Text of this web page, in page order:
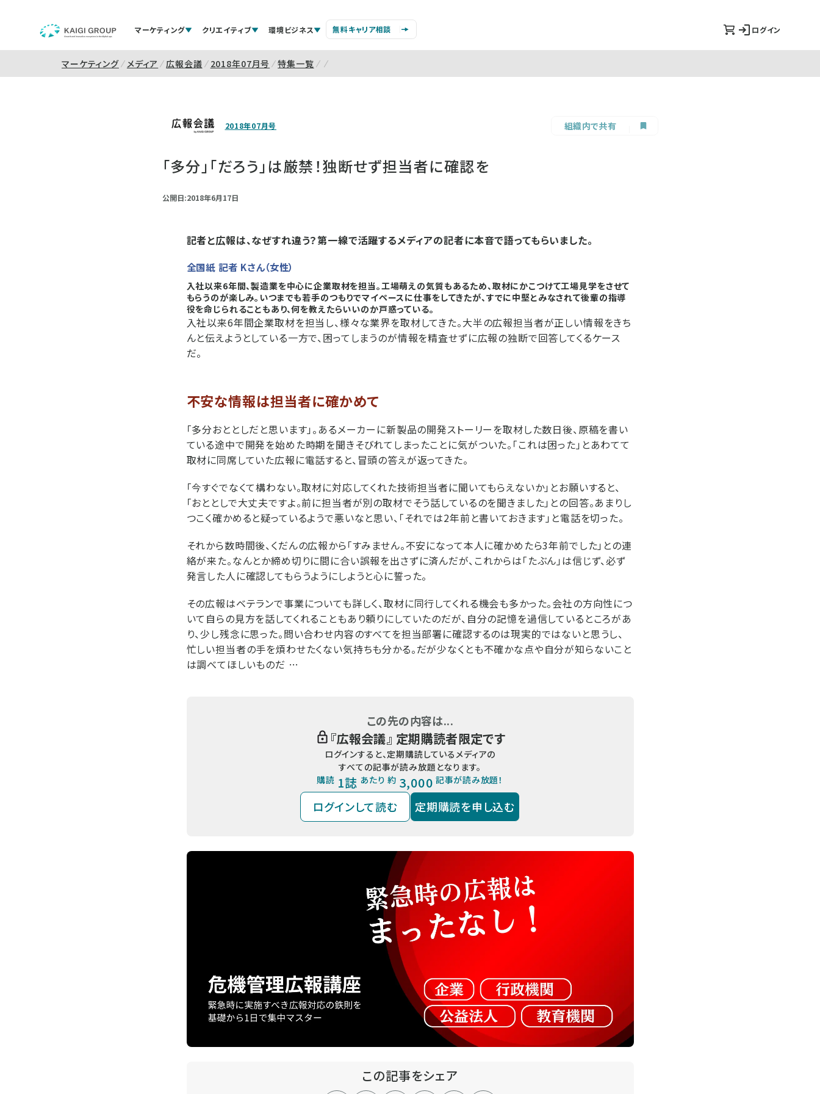
マーケティング クリエイティブ 環境ビジネス 無料キャリア相談 ログイン
マーケティング メディア 広報会議 2018年07月号 特集一覧
2018年07月号 組織内で共有
「多分」「だろう」は厳禁！独断せず担当者に確認を
公開日:2018年6月17日
記者と広報は、なぜすれ違う？第一線で活躍するメディアの記者に本音で語ってもらいました。
全国紙 記者 Kさん（女性）
入社以来6年間、製造業を中心に企業取材を担当。工場萌えの気質もあるため、取材にかこつけて工場見学をさせて
もらうのが楽しみ。いつまでも若手のつもりでマイペースに仕事をしてきたが、すでに中堅とみなされて後輩の指導
役を命じられることもあり、何を教えたらいいのか戸惑っている。
入社以来6年間企業取材を担当し、様々な業界を取材してきた。大半の広報担当者が正しい情報をきち
んと伝えようとしている一方で、困ってしまうのが情報を精査せずに広報の独断で回答してくるケース
だ。
不安な情報は担当者に確かめて
「多分おととしだと思います」。あるメーカーに新製品の開発ストーリーを取材した数日後、原稿を書い
ている途中で開発を始めた時期を聞きそびれてしまったことに気がついた。「これは困った」とあわてて
取材に同席していた広報に電話すると、冒頭の答えが返ってきた。
「今すぐでなくて構わない。取材に対応してくれた技術担当者に聞いてもらえないか」とお願いすると、
「おととしで大丈夫ですよ。前に担当者が別の取材でそう話しているのを聞きました」との回答。あまりし
つこく確かめると疑っているようで悪いなと思い、「それでは2年前と書いておきます」と電話を切った。
それから数時間後、くだんの広報から「すみません。不安になって本人に確かめたら3年前でした」との連
絡が来た。なんとか締め切りに間に合い誤報を出さずに済んだが、これからは「たぶん」は信じず、必ず
発言した人に確認してもらうようにしようと心に誓った。
その広報はベテランで事業についても詳しく、取材に同行してくれる機会も多かった。会社の方向性につ
いて自らの見方を話してくれることもあり頼りにしていたのだが、自分の記憶を過信しているところがあ
り、少し残念に思った。問い合わせ内容のすべてを担当部署に確認するのは現実的ではないと思うし、
忙しい担当者の手を煩わせたくない気持ちも分かる。だが少なくとも不確かな点や自分が知らないこと
は調べてほしいものだ …
この先の内容は...
『広報会議』 定期購読者限定です
ログインすると、定期購読しているメディアの
すべての記事が読み放題となります。
購読 1誌 あたり 約 3,000 記事が読み放題！
ログインして読む 定期購読を申し込む
この記事をシェア